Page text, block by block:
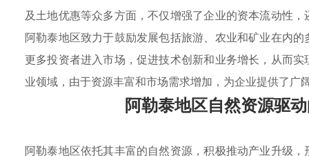
及土地优惠等众多方面，不仅增强了企业的资本流动性
阿勒泰地区致力于鼓励发展包括旅游、农业和矿业在内
更多投资者进入市场，促进技术创新和业务增长，从而
业领域，由于资源丰富和市场需求增加，为企业提供了广
阿勒泰地区自然资源驱
阿勒泰地区依托其丰富的自然资源，积极推动产业升级，